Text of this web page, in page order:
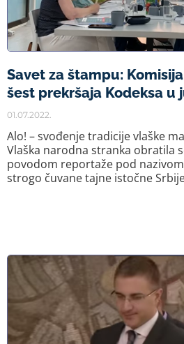
Savet za štampu:
šest prekršaja Kodeksa u
01.07.2022.
Alo! – svođenje tradicije vlaške
Vlaška narodna stranka obratila
povodom reportaže pod nazivom
strogo čuvane tajne istočne